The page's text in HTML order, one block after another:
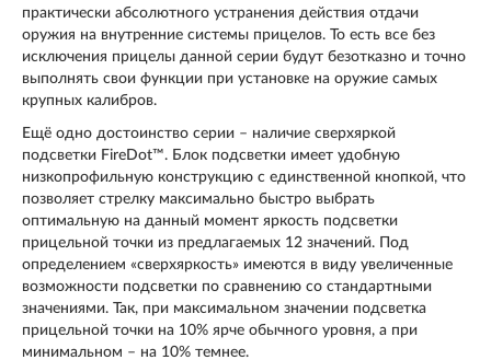
практически абсолютного устранения действия отдачи
оружия на внутренние системы прицелов. То есть все без
исключения прицелы данной серии будут безотказно и точно
выполнять свои функции при установке на оружие самых
крупных калибров.
Ещё одно достоинство серии – наличие сверхяркой
подсветки FireDot™. Блок подсветки имеет удобную
низкопрофильную конструкцию с единственной кнопкой, что
позволяет стрелку максимально быстро выбрать
оптимальную на данный момент яркость подсветки
прицельной точки из предлагаемых 12 значений. Под
определением «сверхяркость» имеются в виду увеличенные
возможности подсветки по сравнению со стандартными
значениями. Так, при максимальном значении подсветка
прицельной точки на 10% ярче обычного уровня, а при
минимальном – на 10% темнее.